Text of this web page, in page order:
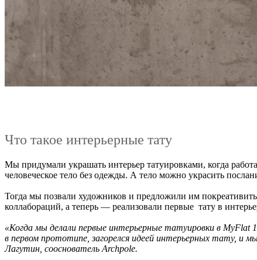
Что такое интерьерные тату
Мы придумали украшать интерьер татуировками, когда
человеческое тело без одежды. А тело можно украсить
Тогда мы позвали художников и предложили им
коллабораций, а теперь — реализовали первые тату в
«Когда мы делали первые интерьерные татуировки в
в первом прототипе, загорелся идеей интерьерных тату,
Лагутин, сооснователь Archpole.